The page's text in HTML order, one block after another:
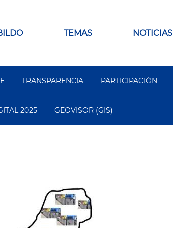
TEMAS NOTICIAS
TRANSPARENCIA PARTICIPACIÓN
2025 GEOVISOR (GIS)